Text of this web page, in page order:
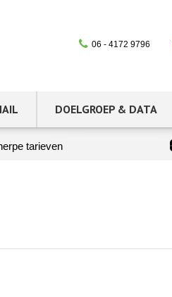
06 - 4172 9796
DOELGROEP & DATA
tarieven